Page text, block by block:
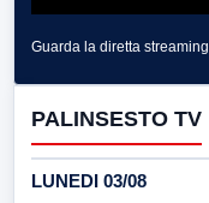
Guarda la diretta streaming
PALINSESTO TV
LUNEDI 03/08